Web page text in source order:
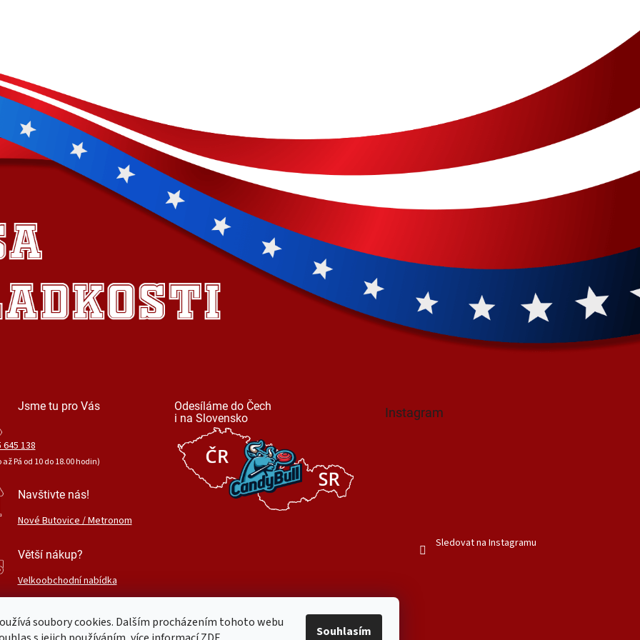
soubory cookies. Dalším procházením tohoto webu
Souhlasím
Jsme tu pro Vás
645 138
až Pá od 10 do 18.00 hodin)
Navštivte nás!
Nové Butovice / Metronom
Větší nákup?
Velkoobchodní nabídka
Odesíláme do Čech
i na Slovensko
Instagram
Sledovat na Instagramu